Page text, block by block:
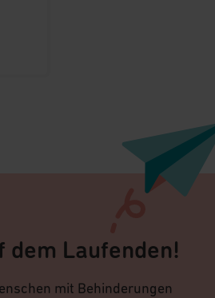
dem Laufenden!
mit Behinderungen